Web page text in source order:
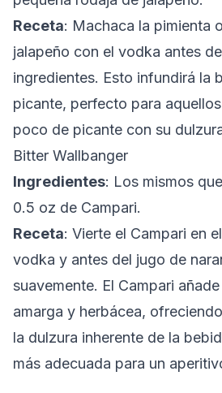
Receta: Machaca la pimienta
jalapeño con el vodka antes
ingredientes. Esto infundirá la
picante, perfecto para
poco de picante con su
Bitter Wallbanger
Ingredientes: Los mismos
0.5 oz de Campari.
Receta: Vierte el Campari en
vodka y antes del jugo de
suavemente. El Campari
amarga y herbácea,
la dulzura inherente de la
más adecuada para un